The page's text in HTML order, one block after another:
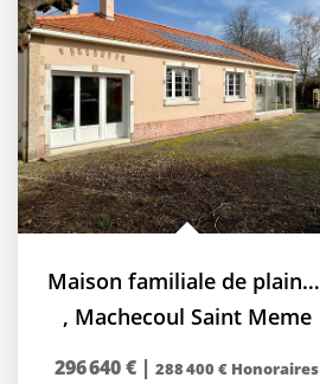
Maison familiale de plain-pied sur 5 900 m² avec étang,...
, Machecoul Saint Meme
296 640 € | 288 400 € Honoraires